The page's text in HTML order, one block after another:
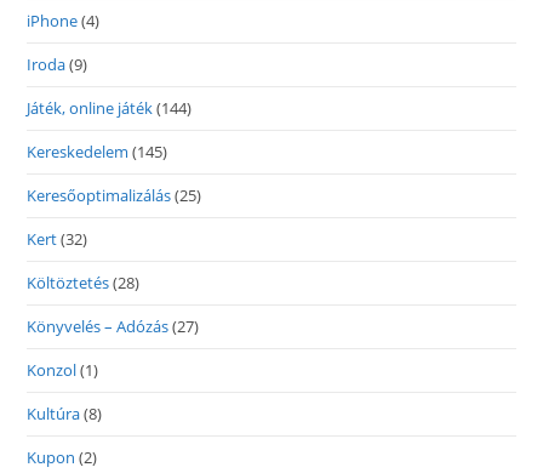
iPhone(4)
Iroda(9)
Játék, online játék(144)
Kereskedelem (145)
Keresőoptimalizálás(25)
Kert(32)
Költöztetés(28)
Könyvelés – Adózás(27)
Konzol(1)
Kultúra(8)
Kupon (2)